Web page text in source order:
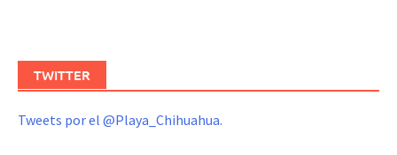
TWITTER
Tweets por el @Playa_Chihuahua.